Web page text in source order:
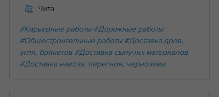
Чита
#Карьерные работы #Дорожные работы
#Общестроительные работы #Доставка дров,
угля, брикетов #Доставка сыпучих материалов
#Доставка навоза, перегноя, чернозёма